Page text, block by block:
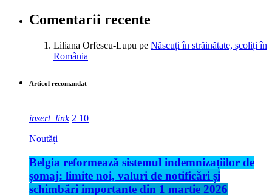
Comentarii recente
Liliana Orfescu-Lupu pe Născuți în străinătate, școliți în
România
Articol recomandat
insert_link 2 10
Noutăți
Belgia reformează sistemul indemnizațiilor de
șomaj: limite noi, valuri de notificări și
schimbări importante din 1 martie 2026